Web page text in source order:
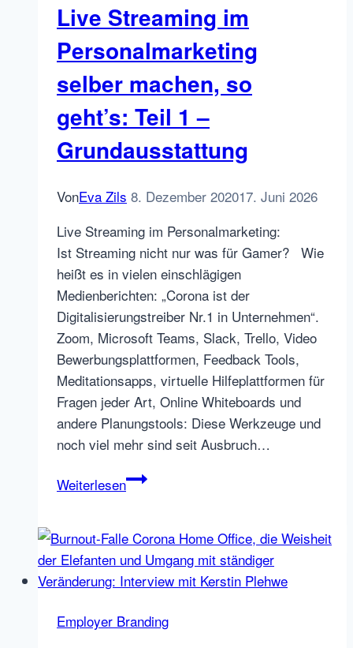
Live Streaming im
Personalmarketing
selber machen, so
geht’s: Teil 1 –
Grundausstattung
VonEva Zils 8. Dezember 202017. Juni 2026
Live Streaming im Personalmarketing:
Ist Streaming nicht nur was für Gamer? Wie
heißt es in vielen einschlägigen
Medienberichten: „Corona ist der
Digitalisierungstreiber Nr.1 in Unternehmen“.
Zoom, Microsoft Teams, Slack, Trello, Video
Bewerbungsplattformen, Feedback Tools,
Meditationsapps, virtuelle Hilfeplattformen für
Fragen jeder Art, Online Whiteboards und
andere Planungstools: Diese Werkzeuge und
noch viel mehr sind seit Ausbruch…
WeiterlesenLive
Personalmarketing
selber
machen,
geht’s:
Employer Branding